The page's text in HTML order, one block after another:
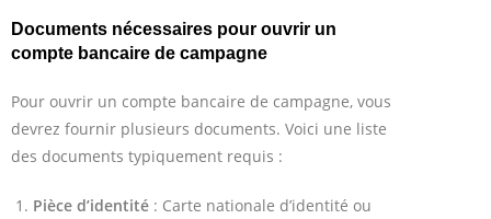
Documents nécessaires pour ouvrir un
compte bancaire de campagne
Pour ouvrir un compte bancaire de campagne, vous
devrez fournir plusieurs documents. Voici une liste
des documents typiquement requis :
Pièce d’identité : Carte nationale d’identité ou